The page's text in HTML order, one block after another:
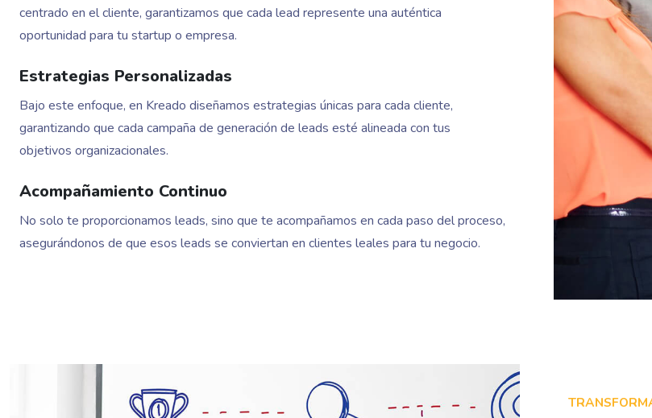
centrado en el cliente, garantizamos que cada lead represente una auténtica
oportunidad para tu startup o empresa.
Estrategias Personalizadas
Bajo este enfoque, en Kreado diseñamos estrategias únicas para cada cliente,
garantizando que cada campaña de generación de leads esté alineada con tus
objetivos organizacionales.
Acompañamiento Continuo
No solo te proporcionamos leads, sino que te acompañamos en cada paso del proceso,
asegurándonos de que esos leads se conviertan en clientes leales para tu negocio.